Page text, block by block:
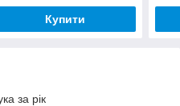
Купити
за рік